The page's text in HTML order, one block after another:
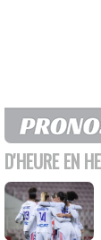
D'HEURE EN